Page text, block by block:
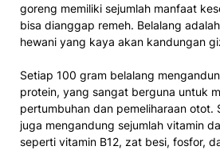
goreng memiliki sejumlah manfaat
bisa dianggap remeh. Belalang
hewani yang kaya akan kandungan
Setiap 100 gram belalang
protein, yang sangat berguna untuk
pertumbuhan dan pemeliharaan otot.
juga mengandung sejumlah vitamin
seperti vitamin B12, zat besi, fosfor,